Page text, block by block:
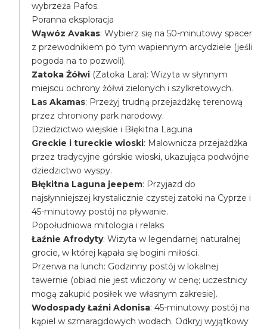
wybrzeża Pafos.
Poranna eksploracja
Wąwóz Avakas: Wybierz się na 50-minutowy spacer
z przewodnikiem po tym wapiennym arcydziele (jeśli
pogoda na to pozwoli).
Zatoka Żółwi (Zatoka Lara): Wizyta w słynnym
miejscu ochrony żółwi zielonych i szylkretowych.
Las Akamas: Przeżyj trudną przejażdżkę terenową
przez chroniony park narodowy.
Dziedzictwo wiejskie i Błękitna Laguna
Greckie i tureckie wioski: Malownicza przejażdżka
przez tradycyjne górskie wioski, ukazująca podwójne
dziedzictwo wyspy.
Błękitna Laguna jeepem: Przyjazd do
najsłynniejszej krystalicznie czystej zatoki na Cyprze i
45-minutowy postój na pływanie.
Popołudniowa mitologia i relaks
Łaźnie Afrodyty: Wizyta w legendarnej naturalnej
grocie, w której kąpała się bogini miłości.
Przerwa na lunch: Godzinny postój w lokalnej
tawernie (obiad nie jest wliczony w cenę; uczestnicy
mogą zakupić posiłek we własnym zakresie).
Wodospady Łaźni Adonisa: 45-minutowy postój na
kąpiel w szmaragdowych wodach. Odkryj wyjątkowy